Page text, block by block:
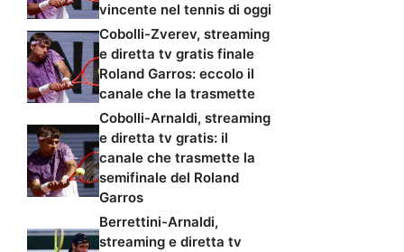
vincente nel tennis di oggi
Cobolli-Zverev, streaming
e diretta tv gratis finale
Roland Garros: eccolo il
canale che la trasmette
Cobolli-Arnaldi, streaming
e diretta tv gratis: il
canale che trasmette la
semifinale del Roland
Garros
Berrettini-Arnaldi,
streaming e diretta tv